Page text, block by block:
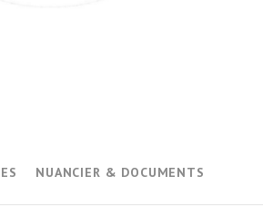
NUANCIER & DOCUMENTS